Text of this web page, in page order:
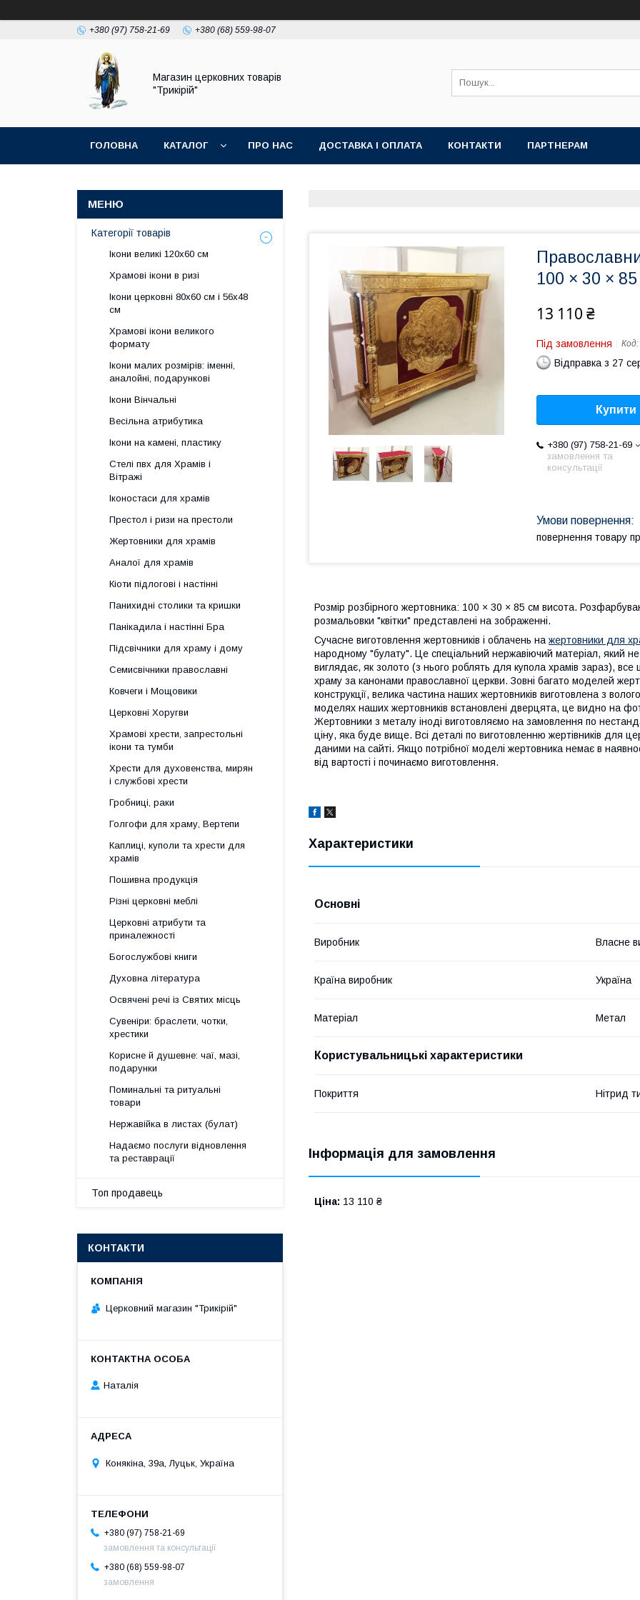
+380 (97) 758-21-69 +380 (68) 559-98-07
Магазин церковних товарів
"Трикірій"
ГОЛОВНА КАТАЛОГ ПРО НАС ДОСТАВКА І ОПЛАТА КОНТАКТИ ПАРТНЕРАМ
100 × 30 ×
13 110 ₴
Під замовлення Код:
Відправка з 27
Купити
+380 (97) 758-21-69
замовлення та
консультації
повернення товару
Розмір розбірного жертовника: 100 × 30 × 85 см висота.
розмальовки "квітки" представлені на зображенні.
Сучасне виготовлення жертовників і облачень на жертовники для
народному "булату". Це спеціальний нержавіючий матеріал, який не
виглядає, як золото (з нього роблять для купола храмів зараз),
храму за канонами православної церкви. Зовні багато моделей
конструкції, велика частина наших жертовників виготовлена з
моделях наших жертовників встановлені дверцята, це видно на
Жертовники з металу іноді виготовляємо на замовлення по
ціну, яка буде вище. Всі деталі по виготовленню жертівників для
даними на сайті. Якщо потрібної моделі жертовника немає в
від вартості і починаємо виготовлення.
Характеристики
Основні
Виробник Власне
Країна виробник Україна
Матеріал Метал
Користувальницькі характеристики
Покриття Нітрид
Інформація для замовлення
Ціна: 13 110 ₴
Категорії товарів
Ікони великі 120х60 см
Храмові ікони в ризі
Ікони церковні 80х60 см і 56х48
см
Храмові ікони великого
формату
Ікони малих розмірів: іменні,
аналойні, подарункові
Ікони Вінчальні
Весільна атрибутика
Ікони на камені, пластику
Стелі пвх для Храмів і
Вітражі
Іконостаси для храмів
Престол і ризи на престоли
Жертовники для храмів
Аналої для храмів
Кіоти підлогові і настінні
Панихидні столики та кришки
Панікадила і настінні Бра
Підсвічники для храму і дому
Семисвічники православні
Ковчеги і Мощовики
Церковні Хоругви
Храмові хрести, запрестольні
ікони та тумби
Хрести для духовенства, мирян
і службові хрести
Гробниці, раки
Голгофи для храму, Вертепи
Каплиці, куполи та хрести для
храмів
Пошивна продукція
Різні церковні меблі
Церковні атрибути та
приналежності
Богослужбові книги
Духовна література
Освячені речі із Святих місць
Сувеніри: браслети, чотки,
хрестики
Корисне й душевне: чаї, мазі,
подарунки
Поминальні та ритуальні
товари
Нержавійка в листах (булат)
Надаємо послуги відновлення
та реставрації
Топ продавець
КОНТАКТИ
Церковний магазин "Трикірій"
Наталія
Конякіна, 39а, Луцьк, Україна
+380 (97) 758-21-69
замовлення та консультації
+380 (68) 559-98-07
замовлення